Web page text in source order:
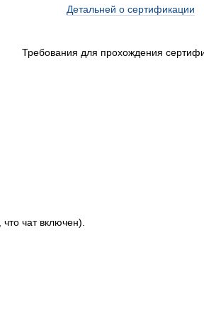
Детальней о сертификации
Требования для прохождения
чат включен).